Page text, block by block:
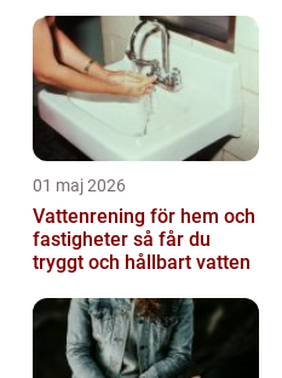
01 maj 2026
Vattenrening för hem och
fastigheter så får du
tryggt och hållbart vatten